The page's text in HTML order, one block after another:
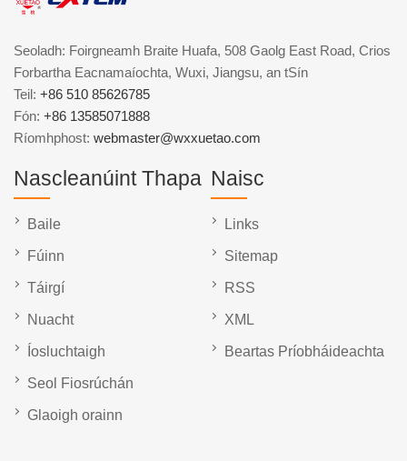
Seoladh: Foirgneamh Braite Huafa, 508 Gaolg East Road, Crios
Forbartha Eacnamaíochta, Wuxi, Jiangsu, an tSín
Teil: +86 510 85626785
Fón: +86 13585071888
Ríomhphost: webmaster@wxxuetao.com
Nascleanúint Thapa
Baile
Fúinn
Táirgí
Nuacht
Íosluchtaigh
Seol Fiosrúchán
Glaoigh orainn
Naisc
Links
Sitemap
RSS
XML
Beartas Príobháideachta